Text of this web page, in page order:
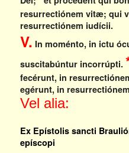
resurrectiónem vitæ; qui
resurrectiónem iudícii.
V. In moménto, in ictu
suscitabúntur incorrúpti.
fecérunt, in
egérunt, in
Vel alia:
Ex Epístolis sancti
epíscopi